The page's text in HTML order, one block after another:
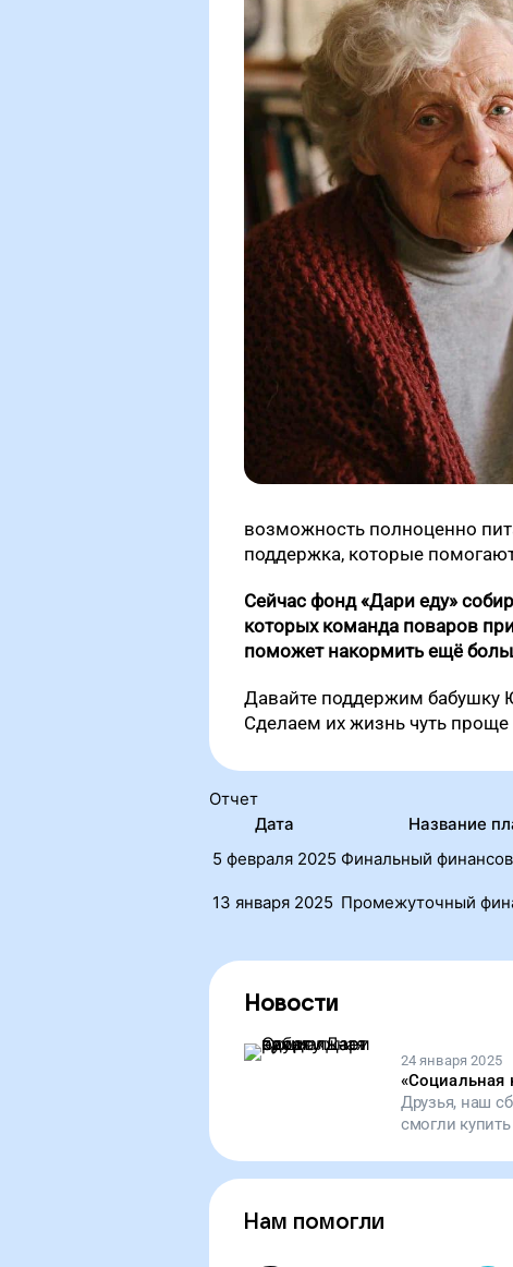
возможность полноценно
поддержка, которые
Сейчас фонд «Дари еду»
которых команда поваров
поможет накормить ещё
Давайте поддержим бабушку
Сделаем их жизнь чуть проще
Отчет
Дата
Название
5 февраля 2025 Финальный
13 января 2025 Промежуточный
Новости
24 января 2025
«Социальная
Друзья, наш
смогли
поддержку!
Нам помогли